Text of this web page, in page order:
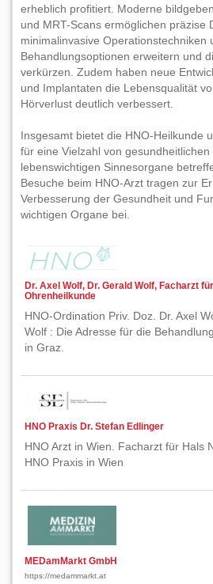
erheblich profitiert. Moderne
und MRT-Scans ermöglichen präzise
minimalinvasive Operationstechniken
Behandlungsoptionen erweitern und
verkürzen. Zudem haben neue
und Implantaten die Lebensqualität
Hörverlust deutlich verbessert.
Insgesamt bietet die HNO-Heilkunde
für eine Vielzahl von
lebenswichtigen Sinnesorgane
Besuche beim HNO-Arzt tragen zur
Verbesserung der Gesundheit und
wichtigen Organe bei.
Dr. Axel Wolf, Dr. Gerald Wolf, Facharzt
Ohrenheilkunde
HNO-Ordination Priv. Doz. Dr. Axel
Wolf : Die Adresse für die
in Graz.
HNO Praxis Dr. Stefan Edlinger
HNO Arzt in Wien. Facharzt für Hals
HNO Praxis in Wien
MEDamMarkt GmbH
https://medammarkt.at